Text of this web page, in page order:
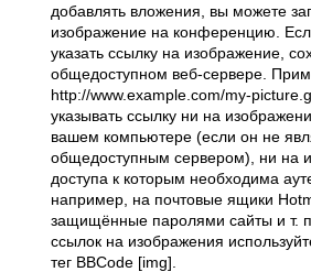
добавлять вложения, вы можете
изображение на конференцию.
указать ссылку на изображение,
общедоступном веб-сервере.
http://www.example.com/my-
указывать ссылку ни на
вашем компьютере (если он не
общедоступным сервером), ни на
доступа к которым необходима
например, на почтовые ящики
защищённые паролями сайты и т.
ссылок на изображения
тег BBCode [img].